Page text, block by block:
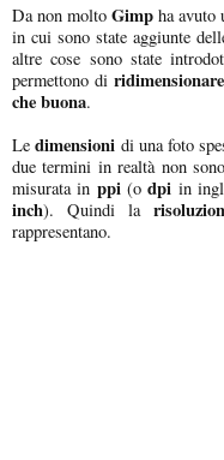
Da non molto Gimp ha avuto
in cui sono state aggiunte
altre cose sono state
permettono di
che buona.
Le dimensioni di una foto
due termini in realtà non
misurata in ppi(odpi in
inch). Quindi la
rappresentano.